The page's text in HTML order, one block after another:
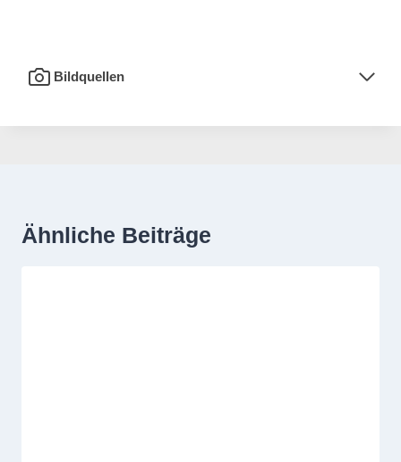
Bildquellen
Ähnliche Beiträge